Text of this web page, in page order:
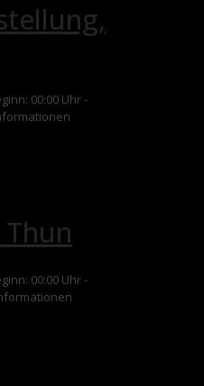
00:00 Uhr -
00:00 Uhr -